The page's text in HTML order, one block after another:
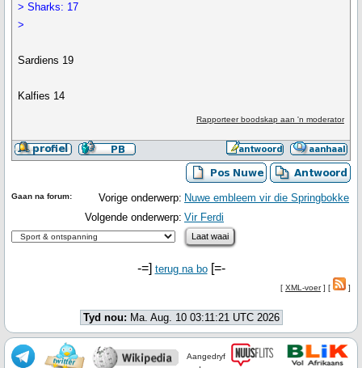
> Sharks: 17
>
Sardiens 19
Kalfies 14
Rapporteer boodskap aan 'n moderator
Vorige onderwerp: Nuwe embleem vir die Springbokke
Volgende onderwerp: Vir Ferdi
Gaan na forum:
-=] terug na bo[=-
[ XML-voer] [ ]
Tyd nou: Ma. Aug. 10 03:11:21 UTC 2026
Aangedryf